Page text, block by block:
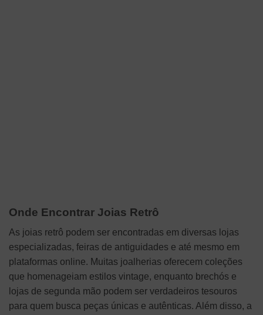
Onde Encontrar Joias Retrô
As joias retrô podem ser encontradas em diversas lojas
especializadas, feiras de antiguidades e até mesmo em
plataformas online. Muitas joalherias oferecem coleções
que homenageiam estilos vintage, enquanto brechós e
lojas de segunda mão podem ser verdadeiros tesouros
para quem busca peças únicas e autênticas. Além disso, a